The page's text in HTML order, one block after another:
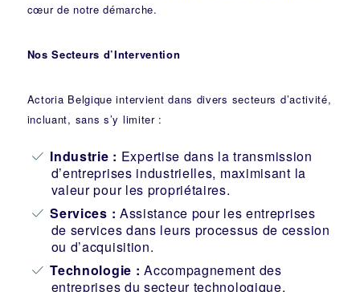
cœur de notre démarche.
Nos Secteurs d’Intervention
Actoria Belgique intervient dans divers secteurs d’activité,
incluant, sans s’y limiter :
Industrie : Expertise dans la transmission
d’entreprises industrielles, maximisant la
valeur pour les propriétaires.
Services : Assistance pour les entreprises
de services dans leurs processus de cession
ou d’acquisition.
Technologie : Accompagnement des
entreprises du secteur technologique,